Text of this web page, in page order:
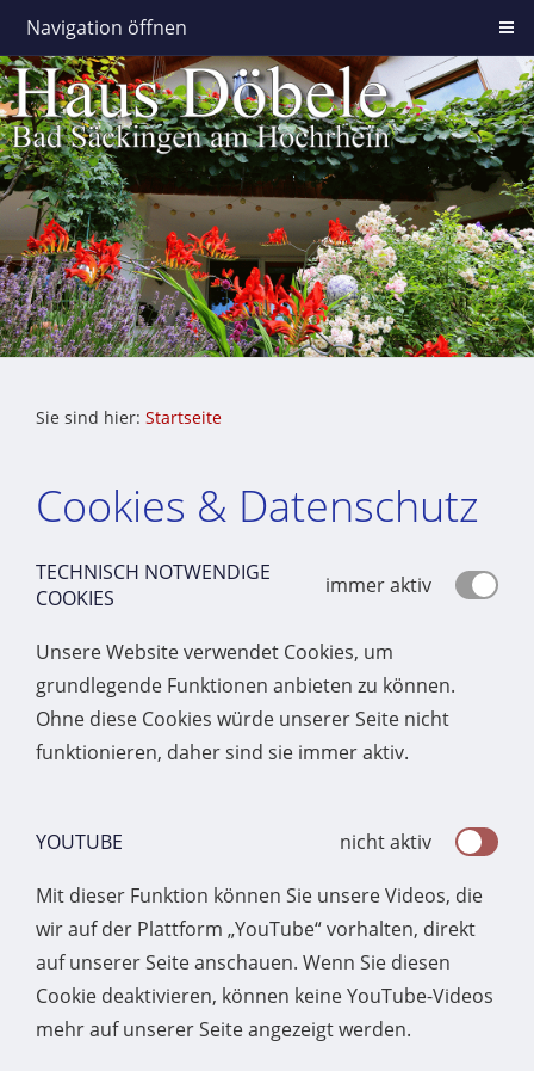
Navigation öffnen
Sie sind hier: Startseite
Cookies & Datenschutz
TECHNISCH NOTWENDIGE
COOKIES
immer aktiv
Unsere Website verwendet Cookies, um
grundlegende Funktionen anbieten zu können.
Ohne diese Cookies würde unserer Seite nicht
funktionieren, daher sind sie immer aktiv.
YOUTUBE nicht aktiv
Mit dieser Funktion können Sie unsere Videos, die
wir auf der Plattform „YouTube“ vorhalten, direkt
auf unserer Seite anschauen. Wenn Sie diesen
Cookie deaktivieren, können keine YouTube-Videos
mehr auf unserer Seite angezeigt werden.